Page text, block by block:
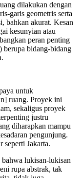
dilakukan dengan
garis geometris serta
bahkan akurat. Kesan
kesunyian atau
peran penting
) berupa bidang-bidang
untuk
ruang. Proyek ini
sekaligus proyek
justru
diharapkan mampu
pengunjung.
seperti Jakarta.
lukisan-lukisan
rupa abstrak, tak